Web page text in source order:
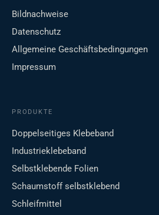
Bildnachweise
Datenschutz
Allgemeine Geschäftsbedingungen
Impressum
PRODUKTE
Doppelseitiges Klebeband
Industrieklebeband
Selbstklebende Folien
Schaumstoff selbstklebend
Schleifmittel